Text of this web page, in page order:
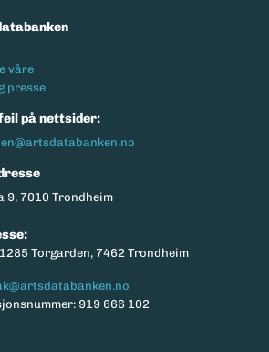
våre
presse
på nettsider:
9, 7010 Trondheim
Torgarden, 7462 Trondheim
919 666 102